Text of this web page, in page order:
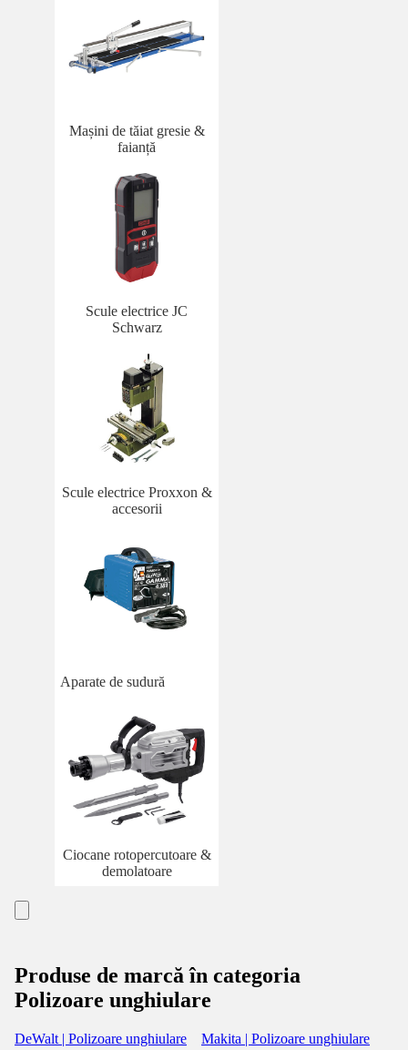
Mașini de tăiat gresie &
faianță
Scule electrice JC
Schwarz
Scule electrice Proxxon &
accesorii
Aparate de sudură
Ciocane rotopercutoare &
demolatoare
Produse de marcă în categoria
Polizoare unghiulare
DeWalt | Polizoare unghiulare
Makita | Polizoare unghiulare